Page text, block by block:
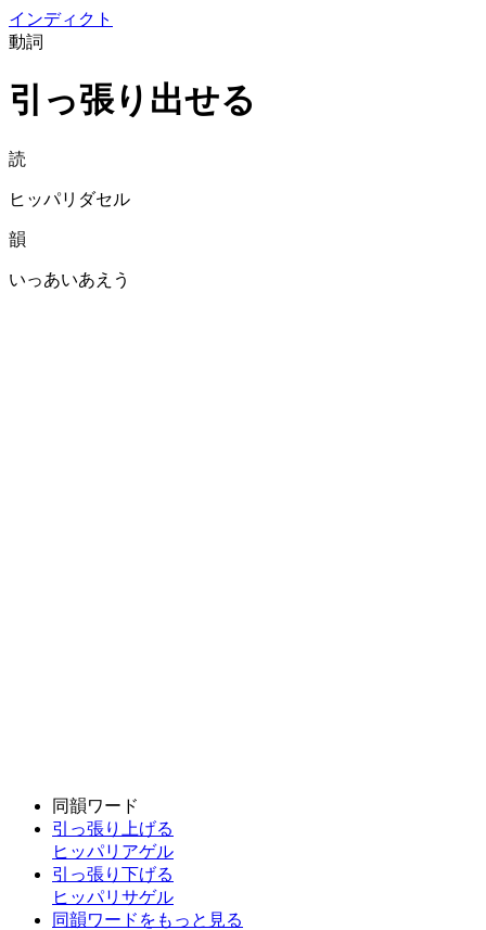
インディクト
動詞
引っ張り出せる
読
ヒッパリダセル
韻
いっあいあえう
同韻ワード
引っ張り上げる
ヒッパリアゲル
引っ張り下げる
ヒッパリサゲル
同韻ワードをもっと見る